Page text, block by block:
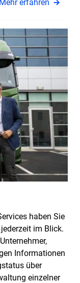
Mehr erfahren
haben Sie
im Blick.
Informationen
über
einzelner